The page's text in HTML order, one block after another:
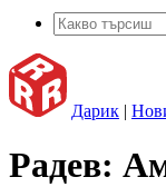
Дарик |
Радев: